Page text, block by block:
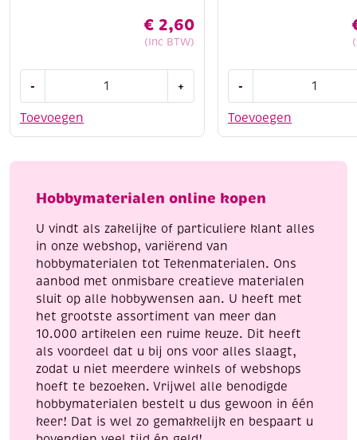
€ 2,60
(Inc BTW)
Toevoegen
-
7.5
cm,
sterren
+
Toevoegen
-
-
sheetz
12.5
30.5
3
vel,
turquoise
gemstone
aantal
Hobbymaterialen online kopen
U vindt als zakelijke of particuliere klant alles
in onze webshop, variërend van
hobbymaterialen tot Tekenmaterialen. Ons
aanbod met onmisbare creatieve materialen
sluit op alle hobbywensen aan. U heeft met
het grootste assortiment van meer dan
10.000 artikelen een ruime keuze. Dit heeft
als voordeel dat u bij ons voor alles slaagt,
zodat u niet meerdere winkels of webshops
hoeft te bezoeken. Vrijwel alle benodigde
hobbymaterialen bestelt u dus gewoon in één
keer! Dat is wel zo gemakkelijk en bespaart u